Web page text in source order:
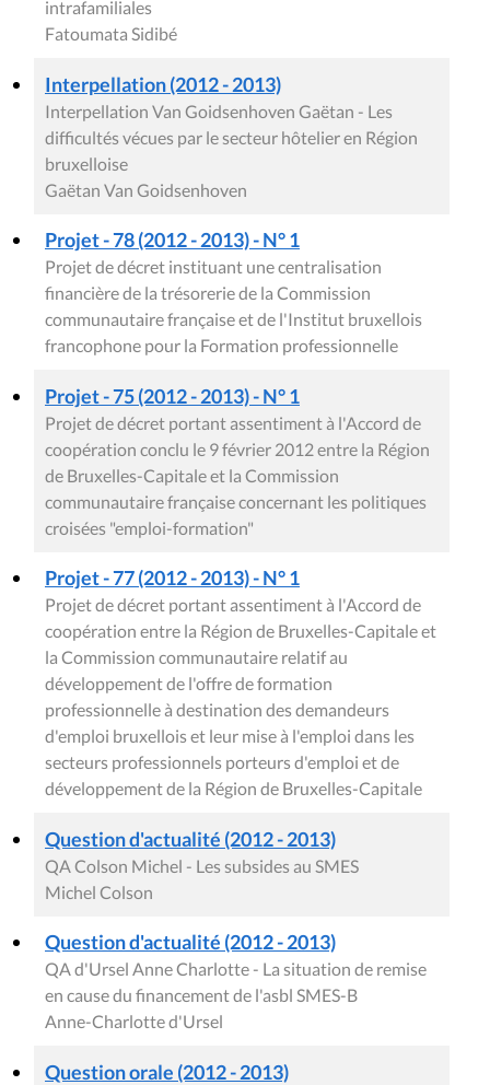
intrafamiliales
Fatoumata Sidibé
Interpellation (2012 - 2013)
Interpellation Van Goidsenhoven Gaëtan - Les
difficultés vécues par le secteur hôtelier en Région
bruxelloise
Gaëtan Van Goidsenhoven
Projet - 78 (2012 - 2013) - N° 1
Projet de décret instituant une centralisation
financière de la trésorerie de la Commission
communautaire française et de l'Institut bruxellois
francophone pour la Formation professionnelle
Projet - 75 (2012 - 2013) - N° 1
Projet de décret portant assentiment à l'Accord de
coopération conclu le 9 février 2012 entre la Région
de Bruxelles-Capitale et la Commission
communautaire française concernant les politiques
croisées "emploi-formation"
Projet - 77 (2012 - 2013) - N° 1
Projet de décret portant assentiment à l'Accord de
coopération entre la Région de Bruxelles-Capitale et
la Commission communautaire relatif au
développement de l'offre de formation
professionnelle à destination des demandeurs
d'emploi bruxellois et leur mise à l'emploi dans les
secteurs professionnels porteurs d'emploi et de
développement de la Région de Bruxelles-Capitale
Question d'actualité (2012 - 2013)
QA Colson Michel - Les subsides au SMES
Michel Colson
Question d'actualité (2012 - 2013)
QA d'Ursel Anne Charlotte - La situation de remise
en cause du financement de l'asbl SMES-B
Anne-Charlotte d'Ursel
Question orale (2012 - 2013)